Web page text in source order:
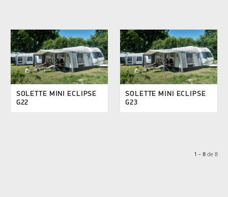
SOLETTE MINI ECLIPSE
G22
SOLETTE MINI ECLIPSE
G23
1 - 8 de8